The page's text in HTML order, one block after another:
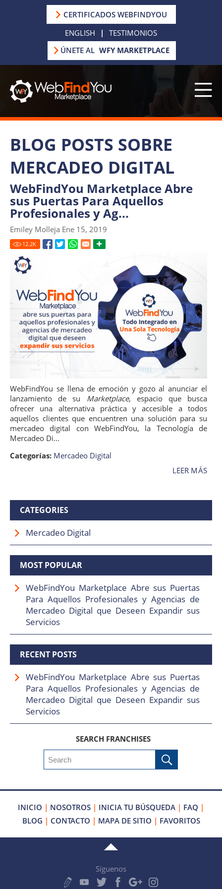
CERTIFICADOS WEBFINDYOU
ENGLISH
|
TESTIMONIOS
ÚNETE AL WFY MARKETPLACE
BLOG POSTS SOBRE
MERCADEO DIGITAL
WebFindYou Marketplace Abre
sus Puertas Para Aquellos
Profesionales y Ag...
Emiley Molleja Ene 15, 2019
12.2K
WebFindYou se llena de emoción y gozo al anunciar el
lanzamiento de su Marketplace, espacio que busca
ofrecer una alternativa práctica y accesible a todos
aquellos clientes que encuentren una solución para su
mercadeo digital con WebFindYou, la Tecnología de
Mercadeo Di...
Categorías: Mercadeo Digital
LEER MÁS
CATEGORIES
Mercadeo Digital
MOST POPULAR
WebFindYou Marketplace Abre sus Puertas
Para Aquellos Profesionales y Agencias de
Mercadeo Digital que Deseen Expandir sus
Servicios
RECENT POSTS
WebFindYou Marketplace Abre sus Puertas
Para Aquellos Profesionales y Agencias de
Mercadeo Digital que Deseen Expandir sus
Servicios
SEARCH FRANCHISES
INICIO | NOSOTROS | INICIA TU BÚSQUEDA | FAQ |
BLOG | CONTACTO | MAPA DE SITIO | FAVORITOS
Síguenos